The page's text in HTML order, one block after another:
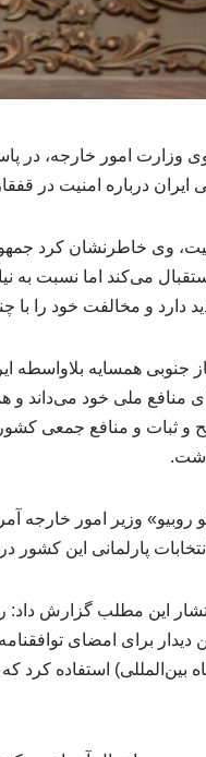
درباره امنیت در
وی خاطرنشان کرد
می‌کند اما نسبت به
دارد و مخالفت خود را
جنوبی همسایه
منافع ملی خود
و ثبات و منافع جمعی
روبیو» وزیر امور خارجه
پارلمانی این
این مطلب گزارش
دیدار برای امضای
بین‌المللی) استفاده کرد